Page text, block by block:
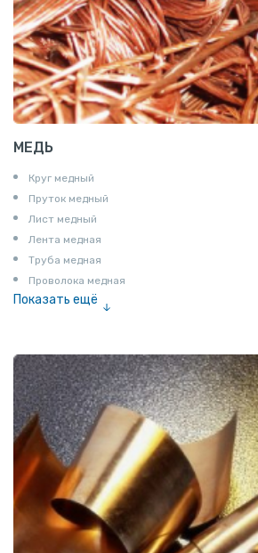
МЕДЬ
Круг медный
Пруток медный
Лист медный
Лента медная
Труба медная
Проволока медная
Показать ещё